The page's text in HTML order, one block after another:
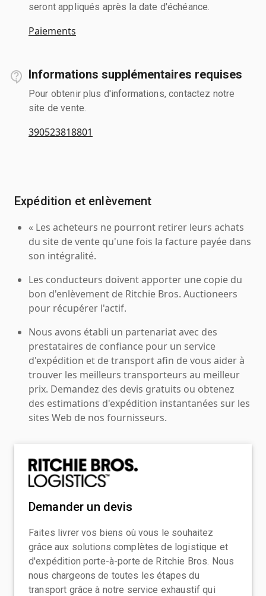
seront appliqués après la date d'échéance.
Paiements
Informations supplémentaires requises
Pour obtenir plus d'informations, contactez notre
site de vente.
390523818801
Expédition et enlèvement
« Les acheteurs ne pourront retirer leurs achats
du site de vente qu'une fois la facture payée dans
son intégralité.
Les conducteurs doivent apporter une copie du
bon d'enlèvement de Ritchie Bros. Auctioneers
pour récupérer l'actif.
Nous avons établi un partenariat avec des
prestataires de confiance pour un service
d'expédition et de transport afin de vous aider à
trouver les meilleurs transporteurs au meilleur
prix. Demandez des devis gratuits ou obtenez
des estimations d'expédition instantanées sur les
sites Web de nos fournisseurs.
Demander un devis
Faites livrer vos biens où vous le souhaitez
grâce aux solutions complètes de logistique et
d'expédition porte-à-porte de Ritchie Bros. Nous
nous chargeons de toutes les étapes du
transport grâce à notre service exhaustif qui